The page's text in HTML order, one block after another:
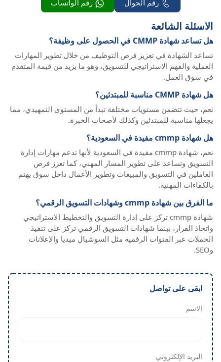
رقم الجوال رقم الواتساب
الاسئلة الشائعة
هل تساعد شهادة CMMP في الحصول على وظيفة؟
تساعد الشهادة في تعزيز فرص التوظيف من خلال تطوير المهارات
العملية والفهم الاستراتيجي للتسويق، وهو ما يزيد من قيمة المتقدم
في سوق العمل.
هل شهادة CMMP مناسبة للمبتدئين؟
نعم، حيث تتضمن مستويات مختلفة تبدأ من المستوى التمهيدي، مما
يجعلها مناسبة للمبتدئين وكذلك لأصحاب الخبرة.
هل شهادة cmmp مفيدة في السعودية؟
نعم، شهادة cmmp مفيدة في السعودية لأنها تدعم مهارات إدارة
التسويق وتساعد على تطوير المسار المهني، كما تعزز فرص
العاملين في التسويق والمبيعات وتطوير الأعمال داخل سوق يهتم
بالكفاءات المهنية.
ما الفرق بين شهادة cmmp وشهادات التسويق الرقمي؟
شهادة cmmp تركز على إدارة التسويق والتخطيط الاستراتيجي
واتخاذ القرار، بينما شهادات التسويق الرقمي تركز على تنفيذ
الحملات عبر القنوات الرقمية مثل السوشيال ميديا والإعلانات
وSEO.
ابقى على تواصل
الاسم
البريد الإلكتروني